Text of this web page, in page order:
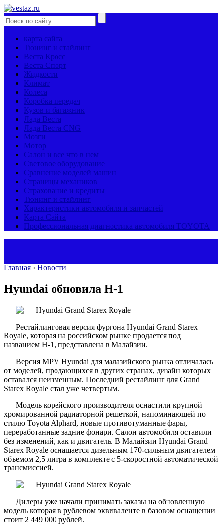
карта сайта
Тюнинг и стайлинг
Веста Кросс
Веста Спорт
Жидкости
Климат
Колеса
Коробка передач
Кузов и багажник
Лада Веста
Лада Веста CNG
Мозги
Мотор
Салон и все что в нем
Световое оборудование
Сравнение моделей машин
Страницы механиков
Страхование и кредиты
Тюнинг и стайлинг
Характеристики автомобиля и запчастей
Карта Сайта
Профессиональная диагностика автомобиля TOYOTA
Главная › Новости
Hyundai обновила H-1
Рестайлинговая версия фургона Hyundai Grand Starex
Royale, которая на российском рынке продается под
названием H-1, представлена в Малайзии.
Версия MPV Hyundai для малазийского рынка отличалась
от моделей, продающихся в других странах, дизайн которых
оставался неизменным. Последний рестайлинг для Grand
Starex Royale стал уже четвертым.
Модель корейского производителя оснастили крупной
хромированной радиаторной решеткой, напоминающей по
стилю Toyota Alphard, новые противотуманные фары,
переработанные задние фонари. Салон автомобиля оставили
без изменений, как и двигатель. В Малайзии Hyundai Grand
Starex Royale оснащается дизельным 170-сильным двигателем
объемом 2,5 литра в комплекте с 5-скоростной автоматической
трансмиссией.
Дилеры уже начали принимать заказы на обновленную
модель которая в рублевом эквиваленте в базовом оснащении
стоит 2 449 000 рублей.